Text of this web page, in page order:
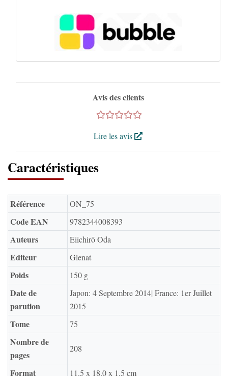
Avis des clients
Lire les avis
Caractéristiques
Référence ON_75
Code EAN 9782344008393
Auteurs Eiichirō Oda
Editeur Glenat
Poids 150 g
Date de
parution
Japon: 4 Septembre 2014| France: 1er Juillet
2015
Tome 75
Nombre de
pages
208
Format 11.5 x 18.0 x 1.5 cm